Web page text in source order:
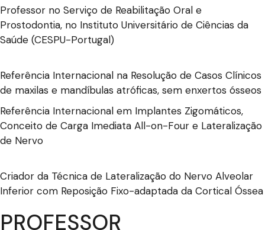
Professor no Serviço de Reabilitação Oral e
Prostodontia, no Instituto Universitário de Ciências da
Saúde (CESPU-Portugal)
Referência Internacional na Resolução de Casos Clínicos
de maxilas e mandíbulas atróficas, sem enxertos ósseos
Referência Internacional em Implantes Zigomáticos,
Conceito de Carga Imediata All-on-Four e Lateralização
de Nervo
Criador da Técnica de Lateralização do Nervo Alveolar
Inferior com Reposição Fixo-adaptada da Cortical Óssea
PROFESSOR